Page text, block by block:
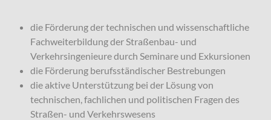
die Förderung der technischen und wissenschaftliche
Fachweiterbildung der Straßenbau- und
Verkehrsingenieure durch Seminare und Exkursionen
die Förderung berufsständischer Bestrebungen
die aktive Unterstützung bei der Lösung von
technischen, fachlichen und politischen Fragen des
Straßen- und Verkehrswesens